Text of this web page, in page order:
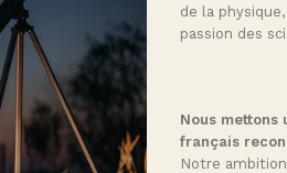
de la
passion des
Nous mettons
français
Notre